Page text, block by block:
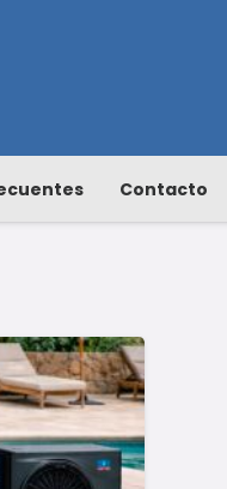
Contacto